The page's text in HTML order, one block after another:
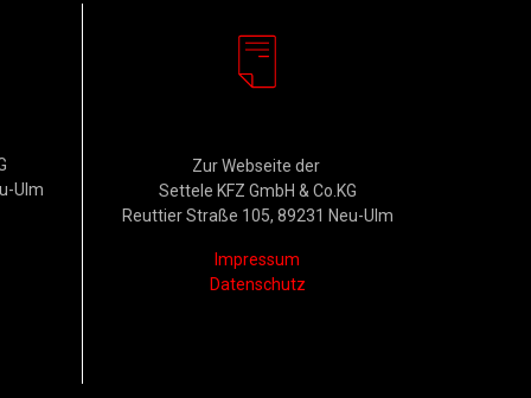
Ulm
Zur Webseite der
Settele KFZ GmbH & Co.KG
Reuttier Straße 105, 89231 Neu-Ulm
Impressum
Datenschutz